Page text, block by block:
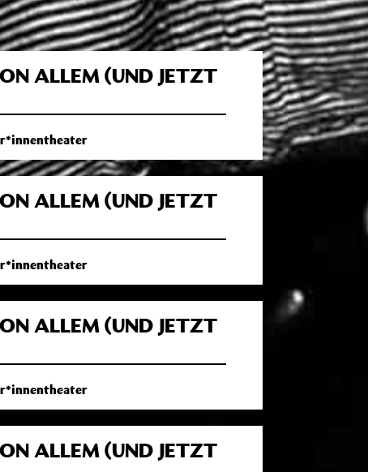
ALLEM (UND JETZT
ALLEM (UND JETZT
ALLEM (UND JETZT
ALLEM (UND JETZT